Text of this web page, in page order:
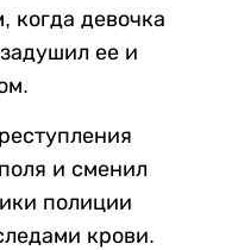
когда девочка
ее и
и сменил
полиции
крови.